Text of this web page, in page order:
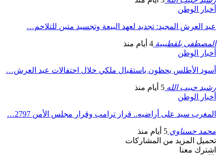
أخبار الوطن
عيد العرش المجيد: تجديد لعهد البيعة وتجسيد متين للتلاحم…
المصطفى بلقطيبية 4 أيام منذ
أخبار الوطن
أسود الأطلس يحظون باستقبال ملكي خلال احتفالات عيد العرش…
رشيد حبيب الله 5 أيام منذ
أخبار الوطن
المغرب سيد على أراضيه.. قرار ترامب وقرار مجلس الأمن 2797…
محمد حسناوي 5 أيام منذ
تحميل المزيد من المشاركات
اشترك معنا